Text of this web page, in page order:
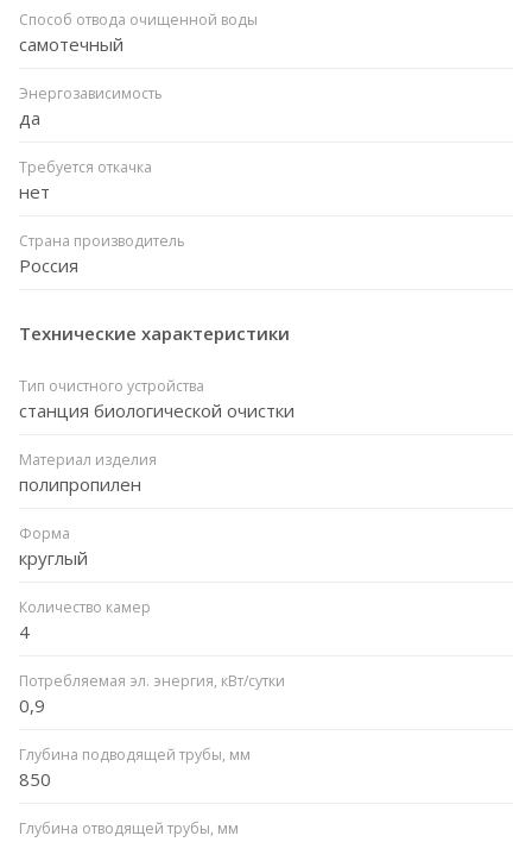
Способ отвода очищенной воды
самотечный
Энергозависимость
да
Требуется откачка
нет
Страна производитель
Россия
Технические характеристики
Тип очистного устройства
станция биологической очистки
Материал изделия
полипропилен
Форма
круглый
Количество камер
4
Потребляемая эл. энергия, кВт/сутки
0,9
Глубина подводящей трубы, мм
850
Глубина отводящей трубы, мм